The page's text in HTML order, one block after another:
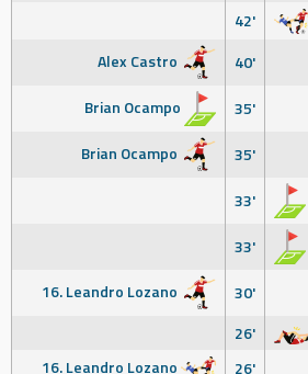
42'
Alex Castro
40'
Brian Ocampo
35'
Brian Ocampo
35'
33'
33'
16. Leandro Lozano
30'
26'
16. Leandro Lozano
26'